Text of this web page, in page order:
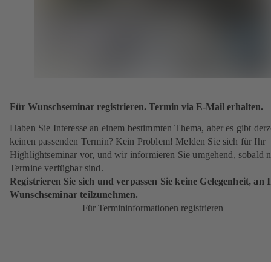
Für Wunschseminar registrieren. Termin via E-Mail erhalten.
Haben Sie Interesse an einem bestimmten Thema, aber es gibt
keinen passenden Termin? Kein Problem! Melden Sie sich für Ihr
Highlightseminar vor, und wir informieren Sie umgehend, sobald
Termine verfügbar sind.
Registrieren Sie sich und verpassen Sie keine Gelegenheit, an
Wunschseminar teilzunehmen.
Für Termininformationen registrieren